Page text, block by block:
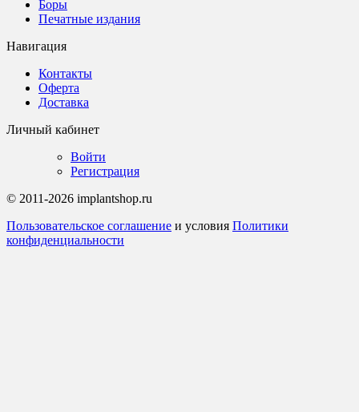
Боры
Печатные издания
Навигация
Контакты
Оферта
Доставка
Личный кабинет
Войти
Регистрация
© 2011-2026 implantshop.ru
Пользовательское соглашение и условия Политики
конфиденциальности